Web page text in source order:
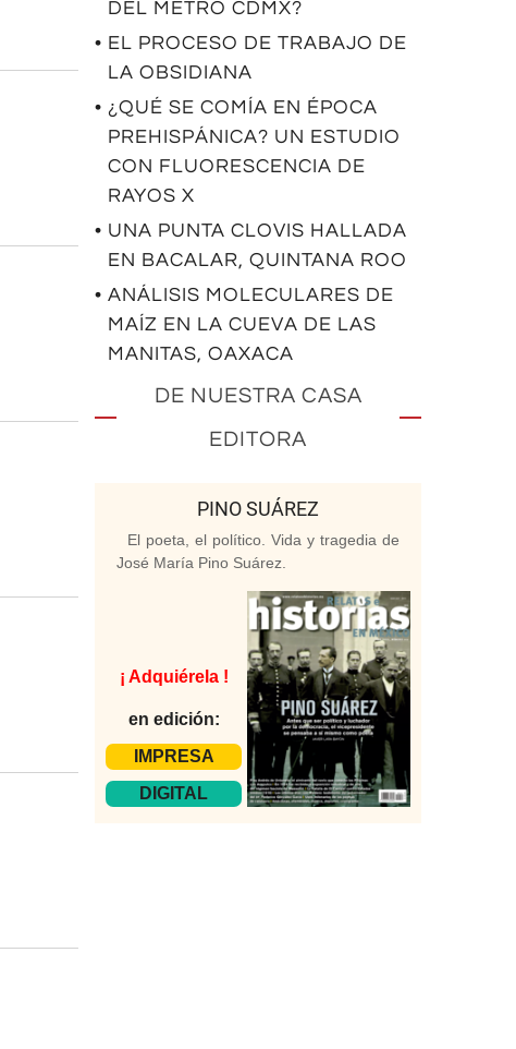
DEL METRO CDMX?
• EL PROCESO DE TRABAJO DE
LA OBSIDIANA
• ¿QUÉ SE COMÍA EN ÉPOCA
PREHISPÁNICA? UN ESTUDIO
CON FLUORESCENCIA DE
RAYOS X
• UNA PUNTA CLOVIS HALLADA
EN BACALAR, QUINTANA ROO
• ANÁLISIS MOLECULARES DE
MAÍZ EN LA CUEVA DE LAS
MANITAS, OAXACA
DE NUESTRA CASA
EDITORA
PINO SUÁREZ
El poeta, el político. Vida y tragedia de
José María Pino Suárez.
¡ Adquiérela !
en edición:
IMPRESA
DIGITAL